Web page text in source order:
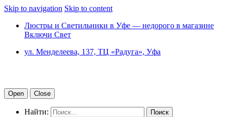
Skip to navigation Skip to content
Люстры и Светильники в Уфе — недорого в магазине
Включи Свет
ул. Менделеева, 137, ТЦ «Радуга», Уфа
Open Close
Найти: